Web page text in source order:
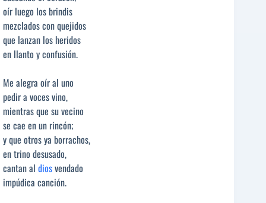
oír luego los brindis
mezclados con quejidos
que lanzan los heridos
en llanto y confusión.
Me alegra oír al uno
pedir a voces vino,
mientras que su vecino
se cae en un rincón;
y que otros ya borrachos,
en trino desusado,
cantan al diosvendado
impúdica canción.